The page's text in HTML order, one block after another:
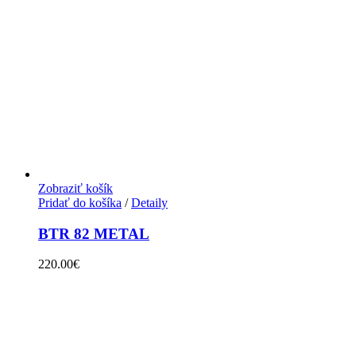
Zobraziť košík
Pridať do košíka / Detaily
BTR 82 METAL
220.00€